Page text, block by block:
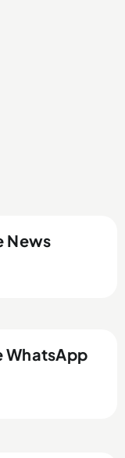
News
WhatsApp